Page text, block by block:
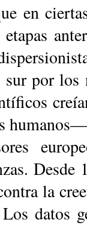
en
etapas
sur por
la
da­tos